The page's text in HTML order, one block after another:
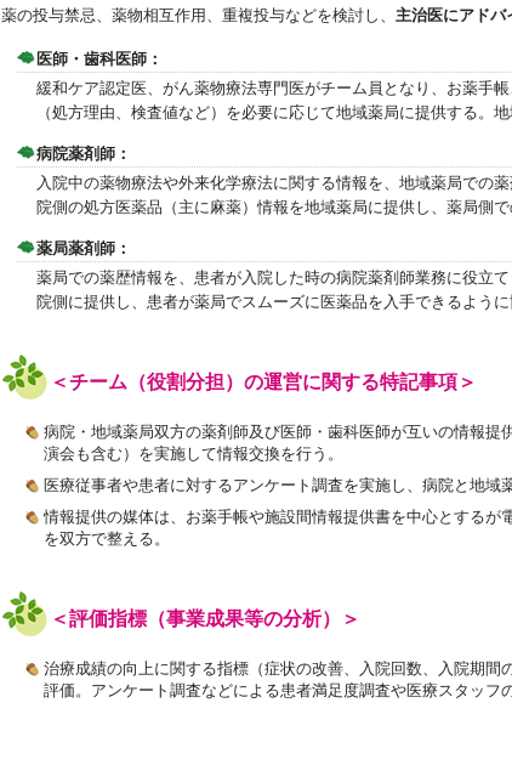
薬の投与禁忌、薬物相互作用、重複投与などを検討し、 主治医にアドバ
医師・歯科医師：
緩和ケア認定医、がん薬物療法専門医がチーム員となり、お薬手
（処方理由、検査値など）を必要に応じて地域薬局に提供する。
病院薬剤師：
入院中の薬物療法や外来化学療法に関する情報を、地域薬局での
院側の処方医薬品（主に麻薬）情報を地域薬局に提供し、薬局側で
薬局薬剤師：
薬局での薬歴情報を、患者が入院した時の病院薬剤師業務に役立
院側に提供し、患者が薬局でスムーズに医薬品を入手できるように
＜チーム（役割分担）の運営に関する特記事項＞
病院・地域薬局双方の薬剤師及び医師・歯科医師が互いの情報
演会も含む）を実施して情報交換を行う。
医療従事者や患者に対するアンケート調査を実施し、病院と地域
情報提供の媒体は、お薬手帳や施設間情報提供書を中心とする
を双方で整える。
＜評価指標（事業成果等の分析）＞
治療成績の向上に関する指標（症状の改善、入院回数、入院期
評価。アンケート調査などによる患者満足度調査や医療スタッフ